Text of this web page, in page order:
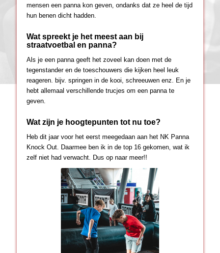
mensen een panna kon geven, ondanks dat ze heel de tijd
hun benen dicht hadden.
Wat spreekt je het meest aan bij
straatvoetbal en panna?
Als je een panna geeft het zoveel kan doen met de
tegenstander en de toeschouwers die kijken heel leuk
reageren. bijv. springen in de kooi, schreeuwen enz. En je
hebt allemaal verschillende trucjes om een panna te
geven.
Wat zijn je hoogtepunten tot nu toe?
Heb dit jaar voor het eerst meegedaan aan het NK Panna
Knock Out. Daarmee ben ik in de top 16 gekomen, wat ik
zelf niet had verwacht. Dus op naar meer!!